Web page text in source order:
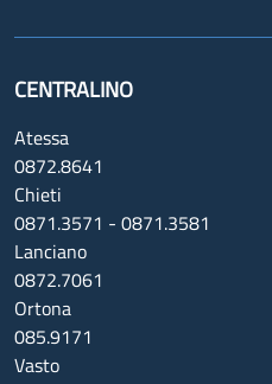
CENTRALINO
Atessa
0872.8641
Chieti
0871.3571 - 0871.3581
Lanciano
0872.7061
Ortona
085.9171
Vasto